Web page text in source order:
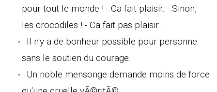
pour tout le monde ! - Ca fait plaisir. - Sinon,
les crocodiles ! - Ca fait pas plaisir...
Il n'y a de bonheur possible pour personne
sans le soutien du courage.
Un noble mensonge demande moins de force